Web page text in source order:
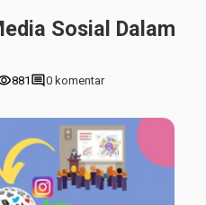
Sosial Dalam
881 comment0 komentar